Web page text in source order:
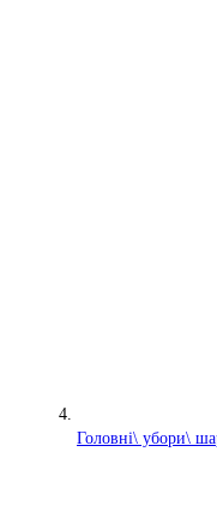
Головні\ убори\